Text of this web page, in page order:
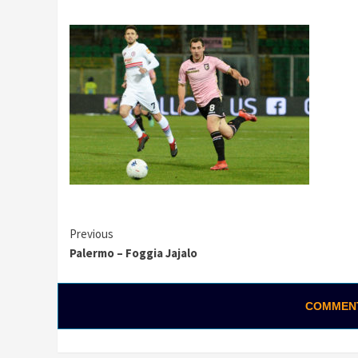
Continue
Reading
Previous
Palermo – Foggia Jajalo
0:02 / 0:28